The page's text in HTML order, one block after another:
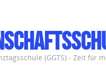
(GGTS) - Zeit für